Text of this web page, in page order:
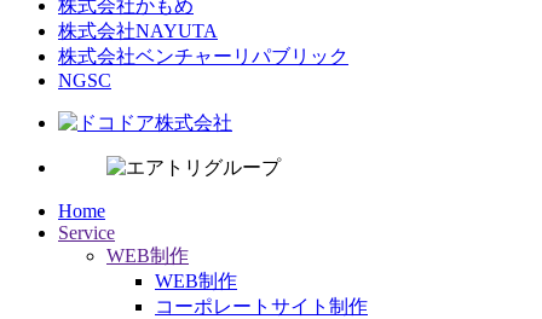
株式会社かもめ
株式会社NAYUTA
株式会社ベンチャーリパブリック
NGSC
Home
Service
WEB制作
WEB制作
コーポレートサイト制作